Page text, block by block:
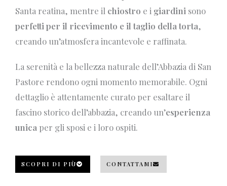
Santa reatina, mentre il chiostro e i giardini sono
perfetti per il ricevimento e il taglio della torta,
creando un’atmosfera incantevole e raffinata.
La serenità e la bellezza naturale dell’Abbazia di San
Pastore rendono ogni momento memorabile. Ogni
dettaglio è attentamente curato per esaltare il
fascino storico dell’abbazia, creando un’esperienza
unica per gli sposi e i loro ospiti.
SCOPRI DI PIÙ CONTATTAMI